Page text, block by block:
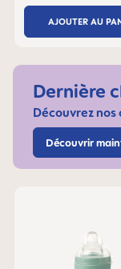
Dernière
Découvrez
Découvrir
AJOUTER AU